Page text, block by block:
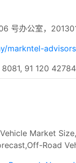
号办公室，
markntel-advisors
91 120
Market
Road